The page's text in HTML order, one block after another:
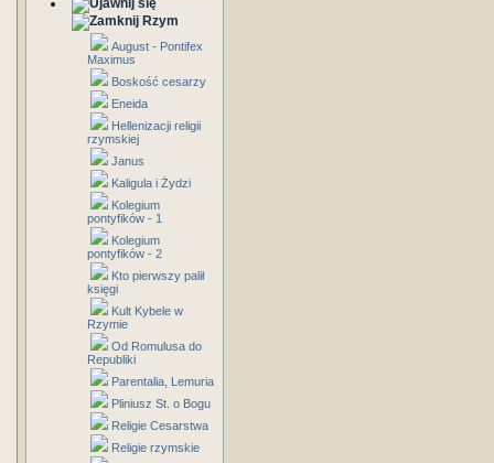
Rzym
August - Pontifex
Maximus
Boskość cesarzy
Eneida
Hellenizacji religii
rzymskiej
Janus
Kaligula i Żydzi
Kolegium
pontyfików - 1
Kolegium
pontyfików - 2
Kto pierwszy palił
księgi
Kult Kybele w
Rzymie
Od Romulusa do
Republiki
Parentalia, Lemuria
Pliniusz St. o Bogu
Religie Cesarstwa
Religie rzymskie